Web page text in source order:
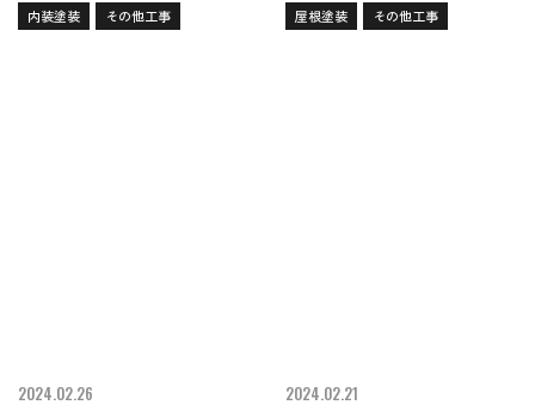
内装塗装 その他工事 屋根塗装 その他工事
2024.02.26 2024.02.21